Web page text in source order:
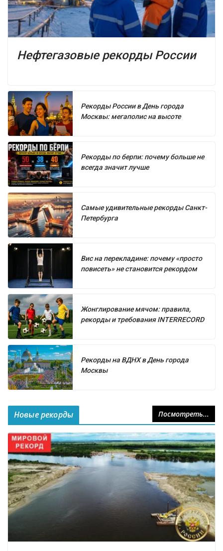
Нефтегазовые рекорды России
Рекорды России в День города
Москвы: мегаполис на высоте
Рекорды по берпи: почему больше не
всегда значит лучше
Самые удивительные рекорды Санкт-
Петербурга
Вис на перекладине: почему «просто
повисеть» не становится рекордом
Жонглирование мячом: правила,
рекорды и требования INTERRECORD
Рекорды на ВДНХ в День города
Москвы
Новые рекорды Посмотреть...